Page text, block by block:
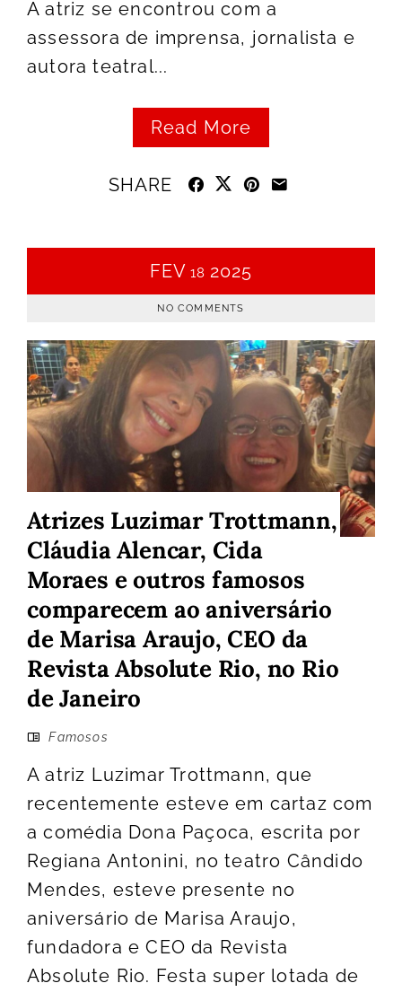
A atriz se encontrou com a
assessora de imprensa, jornalista e
autora teatral...
Read More
SHARE
FEV 18 2025
NO COMMENTS
Atrizes Luzimar Trottmann,
Cláudia Alencar, Cida
Moraes e outros famosos
comparecem ao aniversário
de Marisa Araujo, CEO da
Revista Absolute Rio, no Rio
de Janeiro
Famosos
A atriz Luzimar Trottmann, que
recentemente esteve em cartaz com
a comédia Dona Paçoca, escrita por
Regiana Antonini, no teatro Cândido
Mendes, esteve presente no
aniversário de Marisa Araujo,
fundadora e CEO da Revista
Absolute Rio. Festa super lotada de